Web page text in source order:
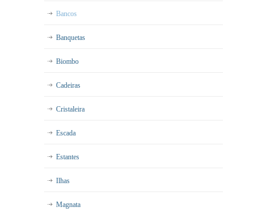
Bancos
Banquetas
Biombo
Cadeiras
Cristaleira
Escada
Estantes
Ilhas
Magnata